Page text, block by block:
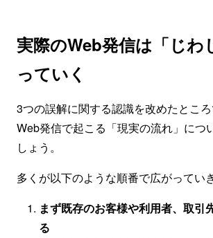
実際のWeb発信は「じわ
っていく
3つの誤解に関する認識を改めたとこ
Web発信で起こる「現実の流れ」につ
しょう。
多くが以下のような順番で広がってい
まず既存のお客様や利用者、取引
る